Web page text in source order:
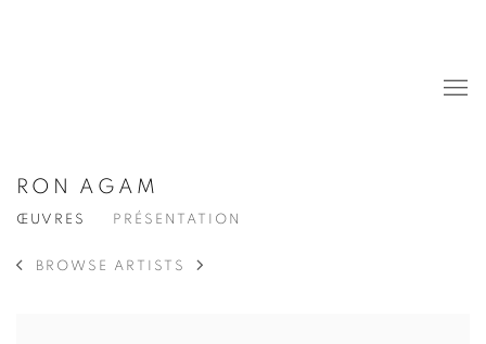
RON AGAM
ŒUVRES PRÉSENTATION
BROWSE ARTISTS